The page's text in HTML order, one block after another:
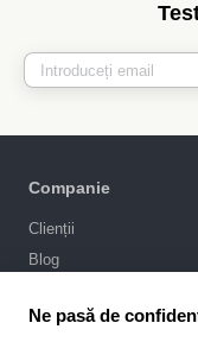
Companie
Clienții
Blog
Ne pasă de